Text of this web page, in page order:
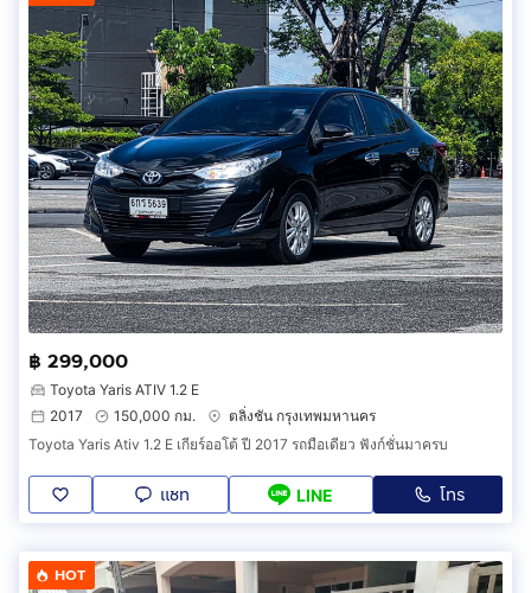
฿ 299,000
Toyota Yaris ATIV 1.2 E
2017
150,000 กม.
ตลิ่งชัน กรุงเทพมหานคร
Toyota Yaris Ativ 1.2 E เกียร์ออโต้ ปี 2017 รถมือเดียว ฟังก์ชั่นมาครบ
แชท LINE โทร
HOT